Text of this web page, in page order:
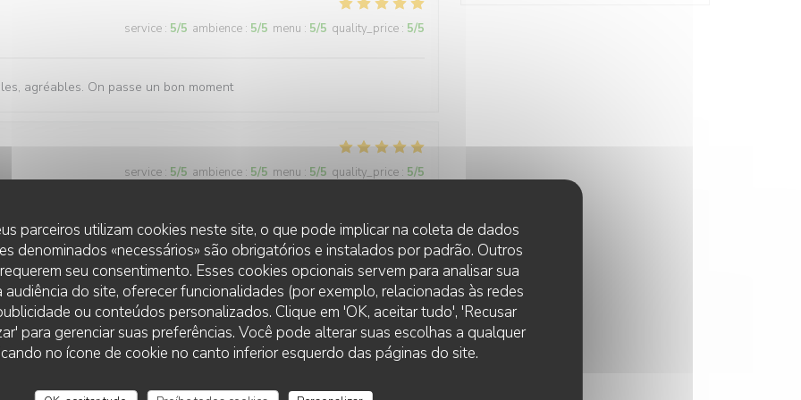
parceiros utilizam cookies neste site, o que pode implicar na coleta de dados
denominados «necessários» são obrigatórios e instalados por padrão. Outros
seu consentimento. Esses cookies opcionais servem para analisar sua
audiência do site, oferecer funcionalidades (por exemplo, relacionadas às redes
ou conteúdos personalizados. Clique em 'OK, aceitar tudo', 'Recusar
para gerenciar suas preferências. Você pode alterar suas escolhas a qualquer
no ícone de cookie no canto inferior esquerdo das páginas do site.
service : 5/5 ambience : 5/5 menu : 5/5 quality_price : 5/5
agréables. On passe un bon moment
service : 5/5 ambience : 5/5 menu : 5/5 quality_price : 5/5
service: 5/5 ambience:5/5 menu:5/5 quality_price : 5/5
est très accueillant et serviable
LES TERRASSES DU PORT